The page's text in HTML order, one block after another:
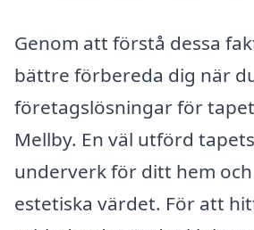
Genom att förstå dessa
bättre förbereda dig när
företagslösningar för
Mellby. En väl utförd
underverk för ditt hem
estetiska värdet. För att